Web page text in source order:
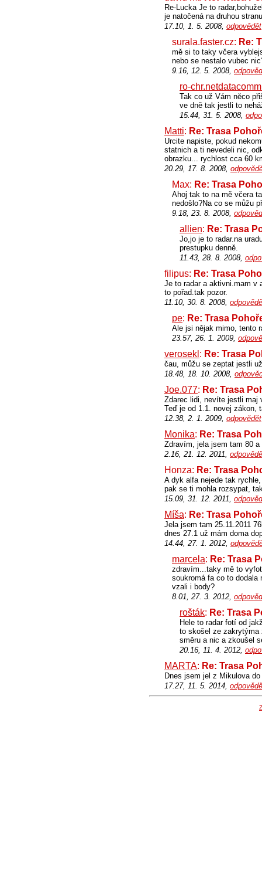
Re-Lucka Je to
je natočená na druhou
17.10, 1. 5. 2008, odpovědět
surala.faster.cz: Re:
mě si to taky včera
nebo se nestalo vubec
9.16, 12. 5. 2008,
ro-
Tak co už Vám něco
ve dně tak jestli to
15.44, 31. 5. 2008,
Matti: Re: Trasa
Urcite napiste, pokud
statnich a ti nevedeli nic,
obrazku... rychlost cca 60
20.29, 17. 8. 2008,
Max: Re: Trasa
Ahoj tak to na mě včera
nedošlo?Na co se můžu
9.18, 23. 8. 2008,
allien: Re: Trasa
Jo,jo je to radar.na
prestupku denně.
11.43, 28. 8. 2008,
filipus: Re: Trasa
Je to radar a aktivni.mam v
to pořad.tak pozor.
11.10, 30. 8. 2008,
pe: Re: Trasa
Ale jsi nějak mimo, tento
23.57, 26. 1. 2009,
verosekl : Re: Trasa
čau, můžu se zeptat jestli
18.48, 18. 10. 2008,
Joe.077: Re: Trasa
Zdarec lidi, nevíte jestli maj
Teď je od 1.1. novej zákon,
12.38, 2. 1. 2009, odpovědět
Monika: Re: Trasa
Zdravím, jela jsem tam 80
2.16, 21. 12. 2011,
Honza: Re: Trasa
A dyk alfa nejede tak
pak se ti mohla rozsypat,
15.09, 31. 12. 2011,
Míša: Re: Trasa
Jela jsem tam 25.11.2011
dnes 27.1 už mám doma
14.44, 27. 1. 2012,
marcela: Re: Trasa
zdravím...taky mě to
soukromá fa co to
vzali i body?
8.01, 27. 3. 2012,
rošták: Re: Trasa
Hele to radar fotí od
to skošel ze zakrytýma
směru a nic a zkoušel
20.16, 11. 4. 2012,
MARTA: Re: Trasa
Dnes jsem jel z Mikulova
17.27, 11. 5. 2014,